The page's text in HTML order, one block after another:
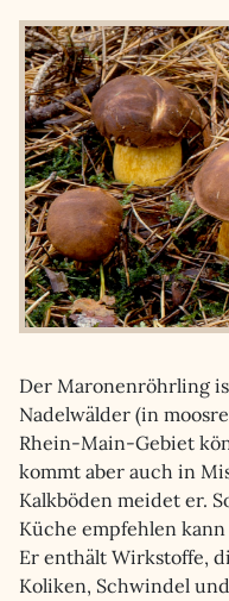
Der Maronenröhrling
Nadelwälder (in
Rhein-Main-Gebiet
kommt aber auch in
Kalkböden meidet er.
Küche empfehlen
Er enthält Wirkstoffe,
Koliken, Schwindel